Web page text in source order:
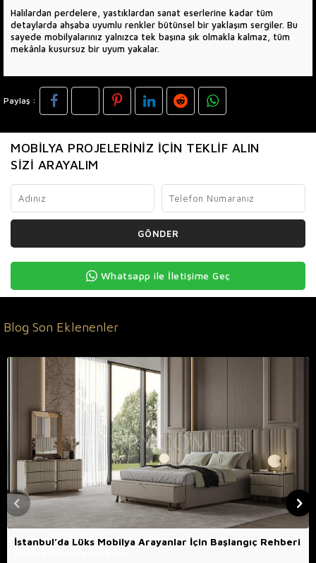
Halılardan perdelere, yastıklardan sanat eserlerine kadar tüm
detaylarda ahşaba uyumlu renkler bütünsel bir yaklaşım sergiler. Bu
sayede mobilyalarınız yalnızca tek başına şık olmakla kalmaz, tüm
mekânla kusursuz bir uyum yakalar.
Paylaş :
MOBILYA PROJELERINIZ İÇIN TEKLIF ALIN
SIZI ARAYALIM
GÖNDER
Whatsapp ile İletişime Geç
Blog Son Eklenenler
İstanbul’da Lüks Mobilya Arayanlar İçin Başlangıç Rehberi